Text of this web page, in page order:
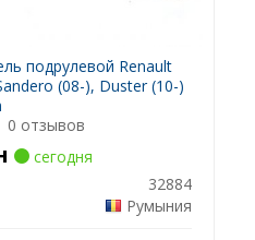
подрулевой Renault
(08-), Duster (10-)
0 отзывов
сегодня
32884
Румыния